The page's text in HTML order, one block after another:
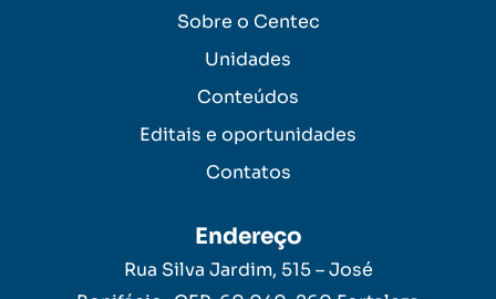
Sobre o Centec
Unidades
Conteúdos
Editais e oportunidades
Contatos
Endereço
Rua Silva Jardim, 515 – José